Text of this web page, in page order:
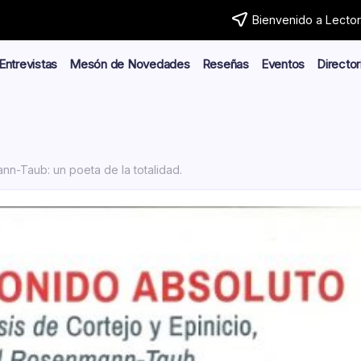
Bienvenido a
Entrevistas Mesón de Novedades Reseñas Eventos
Taub: un poeta de la totalidad.